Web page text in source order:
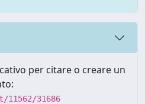
per citare o creare un
31686